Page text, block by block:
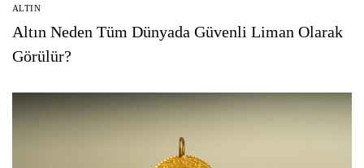
ALTIN
Altın Neden Tüm Dünyada Güvenli Liman Olarak
Görülür?